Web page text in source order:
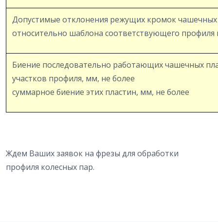
Допустимые отклонения режущих кромок чашечных
относительно шаблона соответствующего профиля
Биение последовательно работающих чашечных
участков профиля, мм, не более
суммарное биение этих пластин, мм, не более
Ждем Ваших заявок на фрезы для обработки
профиля колесных пар.